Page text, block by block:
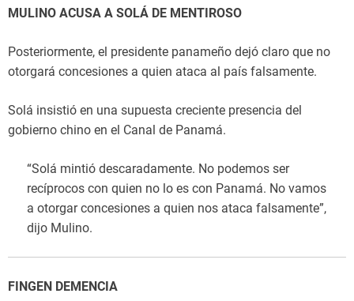
MULINO ACUSA A SOLÁ DE MENTIROSO
Posteriormente, el presidente panameño dejó claro que no
otorgará concesiones a quien ataca al país falsamente.
Solá insistió en una supuesta creciente presencia del
gobierno chino en el Canal de Panamá.
“Solá mintió descaradamente. No podemos ser
recíprocos con quien no lo es con Panamá. No vamos
a otorgar concesiones a quien nos ataca falsamente”,
dijo Mulino.
FINGEN DEMENCIA